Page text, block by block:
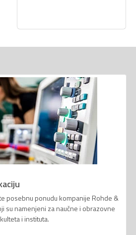
posebnu ponudu kompanije Rohde &
su namenjeni za naučne i obrazovne
i instituta.